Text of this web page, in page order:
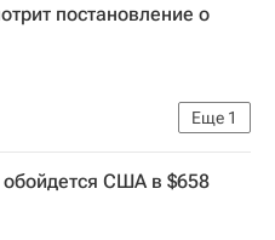
постановление о
Еще 1
Вывод российских военных баз с территории Грузии
США в $658